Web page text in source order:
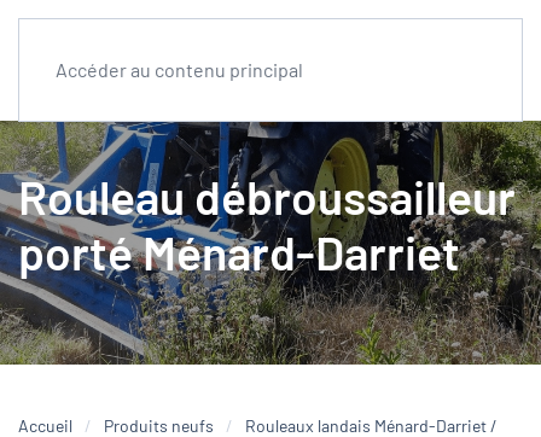
Accéder au contenu principal
Rouleau débroussailleur
porté Ménard-Darriet
Accueil Produits neufs
Rouleaux landais Ménard-Darriet /